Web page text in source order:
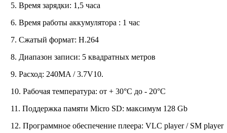
5. Время зарядки: 1,5 часа
6. Время работы аккумулятора : 1 час
7. Сжатый формат: H.264
8. Диапазон записи: 5 квадратных метров
9. Расход: 240MA / 3.7V10.
10. Рабочая температура: от + 30°С до - 20°С
11. Поддержка памяти Micro SD: максимум 128 Gb
12. Программное обеспечение плеера: VLC player / SM player